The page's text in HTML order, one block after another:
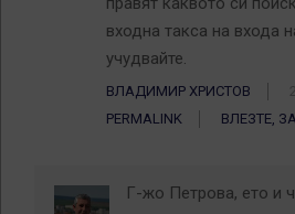
входна такса на входа
учудвайте.
ВЛАДИМИР ХРИСТОВ
PERMALINK
ВЛЕЗТЕ,
Г-жо Петрова, ето и